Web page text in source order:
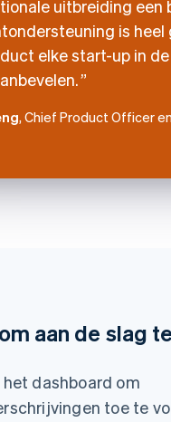
uitbreiding een
is heel
elke start-up in
, Chief Product Officer
aan de slag
het dashboard om
toe te
English
English
Italiano
English
Zeeland